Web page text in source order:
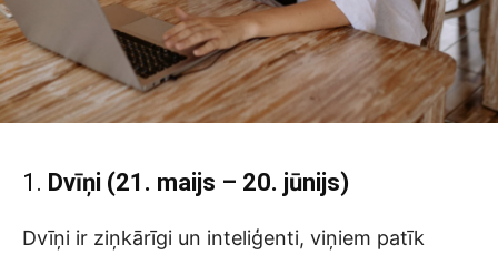
1. Dvīņi (21. maijs – 20. jūnijs)
Dvīņi ir ziņkārīgi un inteliģenti, viņiem patīk